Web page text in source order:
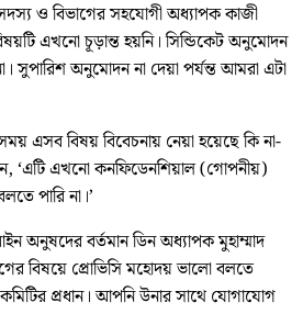
ও বিভাগের সহযোগী অধ্যাপক কাজী
এখনো চূড়ান্ত হয়নি। সিন্ডিকেট অনুমোদন
সুপারিশ অনুমোদন না দেয়া পর্যন্ত আমরা এটা
এসব বিষয় বিবেচনায় নেয়া হয়েছে কি না-
‘এটি এখনো কনফিডেনশিয়াল (গোপনীয়)
পারি না।’
অনুষদের বর্তমান ডিন অধ্যাপক মুহাম্মাদ
বিষয়ে প্রোভিসি মহোদয় ভালো বলতে
প্রধান। আপনি উনার সাথে যোগাযোগ